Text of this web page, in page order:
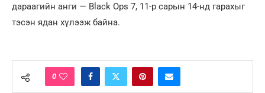
дараагийн анги — Black Ops 7, 11-р сарын 14-нд гарахыг
тэсэн ядан хүлээж байна.
0